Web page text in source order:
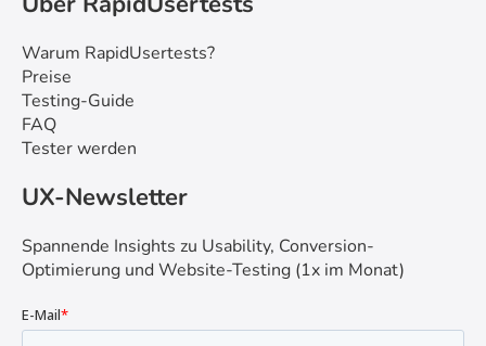
Warum RapidUsertests?
Preise
Testing-Guide
FAQ
Tester werden
UX-Newsletter
Spannende Insights zu Usability, Conversion-
Optimierung und Website-Testing (1x im Monat)